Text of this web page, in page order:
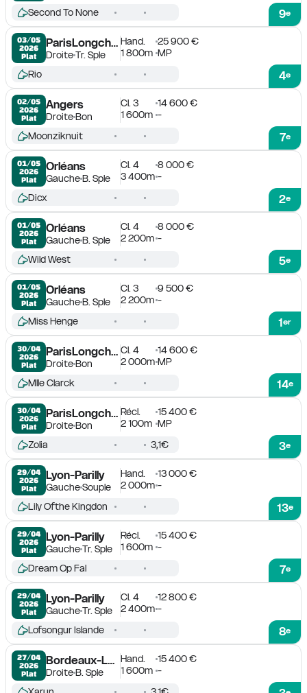
9e
Second To None
03/05
2026
Plat
ParisLongchamp
DroiteTr. Sple
Hand.
25 900 €
1 800m MP
4e
Rio
02/05
2026
Plat
Angers
DroiteBon
Cl. 3
14 600 €
1 600m -
7e
Moonziknuit
01/05
2026
Plat
Orléans
GaucheB. Sple
Cl. 4
8 000 €
3 400m -
2e
Dicx
01/05
2026
Plat
Orléans
GaucheB. Sple
Cl. 4
8 000 €
2 200m -
5e
Wild West
01/05
2026
Plat
Orléans
GaucheB. Sple
Cl. 3
9 500 €
2 200m -
1er
Miss Henge
30/04
2026
Plat
ParisLongchamp
DroiteBon
Cl. 4
14 600 €
2 000m MP
14e
Mlle Clarck
30/04
2026
Plat
ParisLongchamp
DroiteBon
Récl.
15 400 €
2 100m MP
3e
Zolia 3,1€
29/04
2026
Plat
Lyon-Parilly
GaucheSouple
Hand.
13 000 €
2 000m -
13e
Lily Ofthe Kingdon
29/04
2026
Plat
Lyon-Parilly
GaucheTr. Sple
Récl.
15 400 €
1 600m -
7e
Dream Op Fal
29/04
2026
Plat
Lyon-Parilly
GaucheTr. Sple
Cl. 4
12 800 €
2 400m -
8e
Lofsongur Islande
27/04
2026
Plat
Bordeaux-Le Bouscat
DroiteB. Sple
Hand.
15 400 €
1 600m -